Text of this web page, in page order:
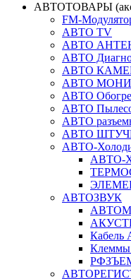
АВТОТОВАРЫ
FM-
АВТО TV
АВТО
АВТО
АВТО
АВТО
АВТО
АВТО
АВТО
АВТО
АВТО-
АВТО-
АВТОЗВУК